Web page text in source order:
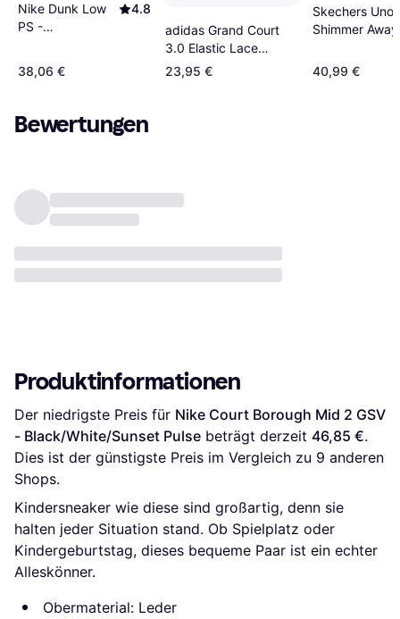
Nike Dunk Low
PS -
4.8
38,06 €
adidas Grand Court
3.0 Elastic Lace
Trainers -
White/Black/Cloud
23,95 €
Skechers Uno
Shimmer
40,99 €
Bewertungen
Produktinformationen
Der niedrigste Preis für Nike Court Borough Mid 2 GSV
- Black/White/Sunset Pulse beträgt derzeit 46,85 €.
Dies ist der günstigste Preis im Vergleich zu 9 anderen
Shops.
Kindersneaker wie diese sind großartig, denn sie
halten jeder Situation stand. Ob Spielplatz oder
Kindergeburtstag, dieses bequeme Paar ist ein echter
Alleskönner.
Obermaterial: Leder